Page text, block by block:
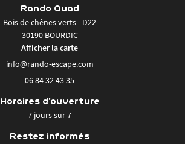
Rando Quad
Bois de chênes verts - D22
30190 BOURDIC
Afficher la carte
06 84 32 43 35
Horaires d'ouverture
7 jours sur 7
Restez informés